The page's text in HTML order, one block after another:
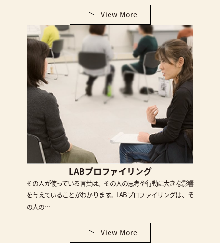
View More
LABプロファイリング
その人が使っている言葉は、その人の思考や行動に大きな影響
を与えていることがわかります。LABプロファイリングは、そ
の人の…
View More